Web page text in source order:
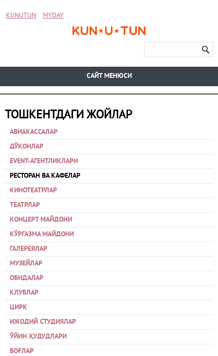
KUNUTUN MYDAY
CАЙТ МЕНЮСИ
ТОШКЕНТДАГИ ЖОЙЛАР
АВИАКАССАЛАР
ДЎКОНЛАР
EVENT-АГЕНТЛИКЛАРИ
РЕСТОРАН ВА КАФЕЛАР
КИНОТЕАТРЛАР
ТЕАТРЛАР
КОНЦЕРТ МАЙДОНИ
КЎРГАЗМА МАЙДОНИ
ГАЛЕРЕЯЛАР
МУЗЕЙЛАР
ОБИДАЛАР
КЛУБЛАР
ЦИРК
ИЖОДИЙ СТУДИЯЛАР
ЎЙИН ҲУДУДЛАРИ
БОҒЛАР